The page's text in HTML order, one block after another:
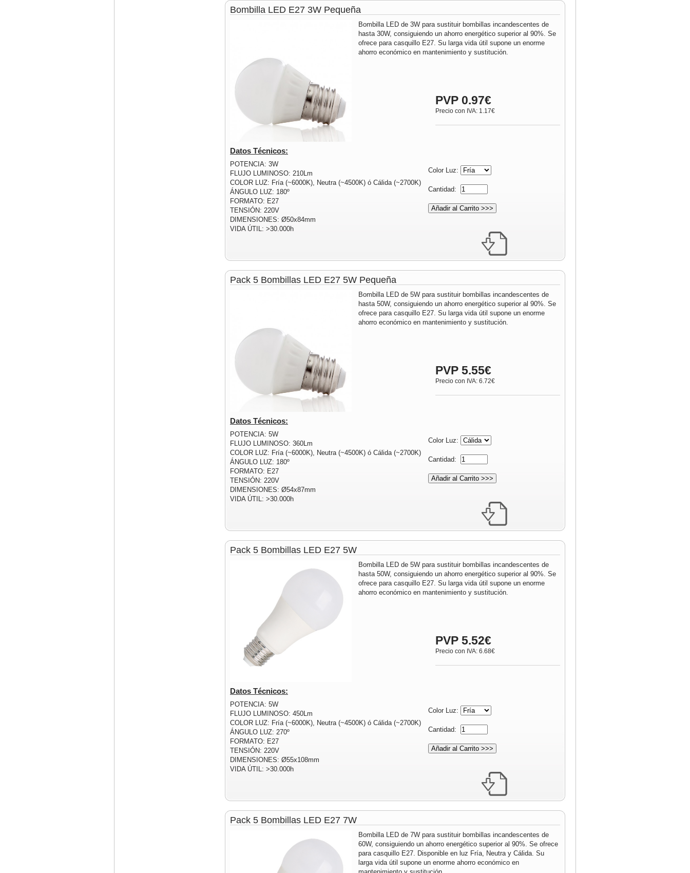
Bombilla LED E27 3W Pequeña
Bombilla LED de 3W para sustituir bombillas incandescentes de
hasta 30W, consiguiendo un ahorro energético superior al 90%. Se
ofrece para casquillo E27. Su larga vida útil supone un enorme
ahorro económico en mantenimiento y sustitución.
PVP 0.97€
Precio con IVA: 1.17€
Datos Técnicos:
POTENCIA: 3W
FLUJO LUMINOSO: 210Lm
COLOR LUZ: Fría (~6000K), Neutra (~4500K) ó Cálida (~2700K)
ÁNGULO LUZ: 180º
FORMATO: E27
TENSIÓN: 220V
DIMENSIONES: Ø50x84mm
VIDA ÚTIL: >30.000h
Color Luz:
Cantidad:
Pack 5 Bombillas LED E27 5W Pequeña
Bombilla LED de 5W para sustituir bombillas incandescentes de
hasta 50W, consiguiendo un ahorro energético superior al 90%. Se
ofrece para casquillo E27. Su larga vida útil supone un enorme
ahorro económico en mantenimiento y sustitución.
PVP 5.55€
Precio con IVA: 6.72€
Datos Técnicos:
POTENCIA: 5W
FLUJO LUMINOSO: 360Lm
COLOR LUZ: Fría (~6000K), Neutra (~4500K) ó Cálida (~2700K)
ÁNGULO LUZ: 180º
FORMATO: E27
TENSIÓN: 220V
DIMENSIONES: Ø54x87mm
VIDA ÚTIL: >30.000h
Color Luz:
Cantidad:
Pack 5 Bombillas LED E27 5W
Bombilla LED de 5W para sustituir bombillas incandescentes de
hasta 50W, consiguiendo un ahorro energético superior al 90%. Se
ofrece para casquillo E27. Su larga vida útil supone un enorme
ahorro económico en mantenimiento y sustitución.
PVP 5.52€
Precio con IVA: 6.68€
Datos Técnicos:
POTENCIA: 5W
FLUJO LUMINOSO: 450Lm
COLOR LUZ: Fría (~6000K), Neutra (~4500K) ó Cálida (~2700K)
ÁNGULO LUZ: 270º
FORMATO: E27
TENSIÓN: 220V
DIMENSIONES: Ø55x108mm
VIDA ÚTIL: >30.000h
Color Luz:
Cantidad:
Pack 5 Bombillas LED E27 7W
Bombilla LED de 7W para sustituir bombillas incandescentes de
60W, consiguiendo un ahorro energético superior al 90%. Se ofrece
para casquillo E27. Disponible en luz Fría, Neutra y Cálida. Su
larga vida útil supone un enorme ahorro económico en